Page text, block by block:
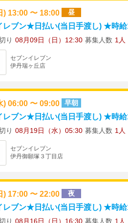
) 13:00 〜 18:00 昼
レブン★日払い(当日手渡し) ★時給
り 08月09日（日）12:30 募集人数 1人
セブンイレブン
伊丹瑞ヶ丘店
) 06:00 〜 09:00 早朝
レブン★日払い(当日手渡し) ★時給
り 08月19日（水）05:30 募集人数 1人
セブンイレブン
伊丹御願塚３丁目店
) 17:00 〜 22:00 夜
レブン★日払い(当日手渡し) ★時給
り 08月16日（日）16:30 募集人数 1人